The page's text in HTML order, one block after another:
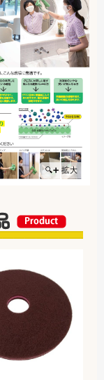
🔍➕ 拡大